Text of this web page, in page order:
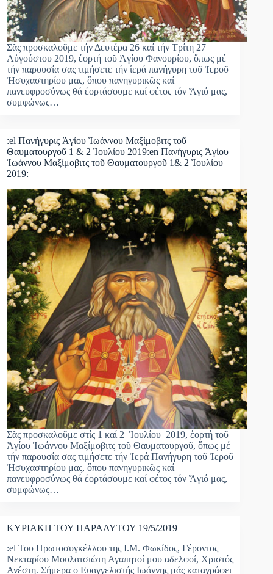
Σᾶς προσκαλοῦμε τήν Δευτέρα 26 καί τήν Τρίτη 27
Αὐγούστου 2019, ἑορτή τοῦ Ἁγίου Φανουρίου, ὅπως μέ
τήν παρουσία σας τιμήσετε τήν ἱερά πανήγυρη τοῦ Ἱεροῦ
Ἡσυχαστηρίου μας, ὅπου πανηγυρικῶς καί
πανευφροσύνως θά ἑορτάσουμε καί φέτος τόν Ἅγιό μας,
συμφώνως…
:el Πανήγυρις Ἁγίου Ἰωάννου Μαξίμοβιτς τοῦ
Θαυματουργοῦ 1 & 2 Ἰουλίου 2019:en Πανήγυρις Ἁγίου
Ἰωάννου Μαξίμοβιτς τοῦ Θαυματουργοῦ 1& 2 Ἰουλίου
2019:
Σᾶς προσκαλοῦμε στίς 1 καί 2 Ἰουλίου 2019, ἑορτή τοῦ
Ἁγίου Ἰωάννου Μαξίμοβιτς τοῦ Θαυματουργοῦ, ὅπως μέ
τήν παρουσία σας τιμήσετε τήν Ἱερά Πανήγυρη τοῦ Ἱεροῦ
Ἡσυχαστηρίου μας, ὅπου πανηγυρικῶς καί
πανευφροσύνως θά ἑορτάσουμε καί φέτος τόν Ἅγιό μας,
συμφώνως…
ΚΥΡΙΑΚΗ ΤΟΥ ΠΑΡΑΛΥΤΟΥ 19/5/2019
:el Του Πρωτοσυγκέλλου της Ι.Μ. Φωκίδος, Γέροντος
Νεκταρίου Μουλατσιώτη Αγαπητοί μου αδελφοί, Χριστός
Ανέστη. Σήμερα ο Ευαγγελιστής Ιωάννης μάς καταγράφει